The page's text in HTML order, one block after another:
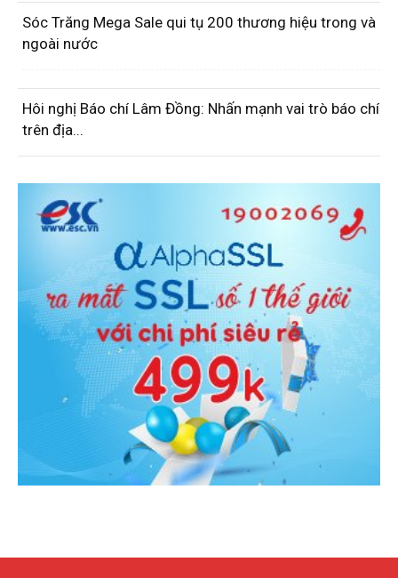
Sóc Trăng Mega Sale qui tụ 200 thương hiệu trong và
ngoài nước
Hôi nghị Báo chí Lâm Đồng: Nhấn mạnh vai trò báo chí
trên địa...